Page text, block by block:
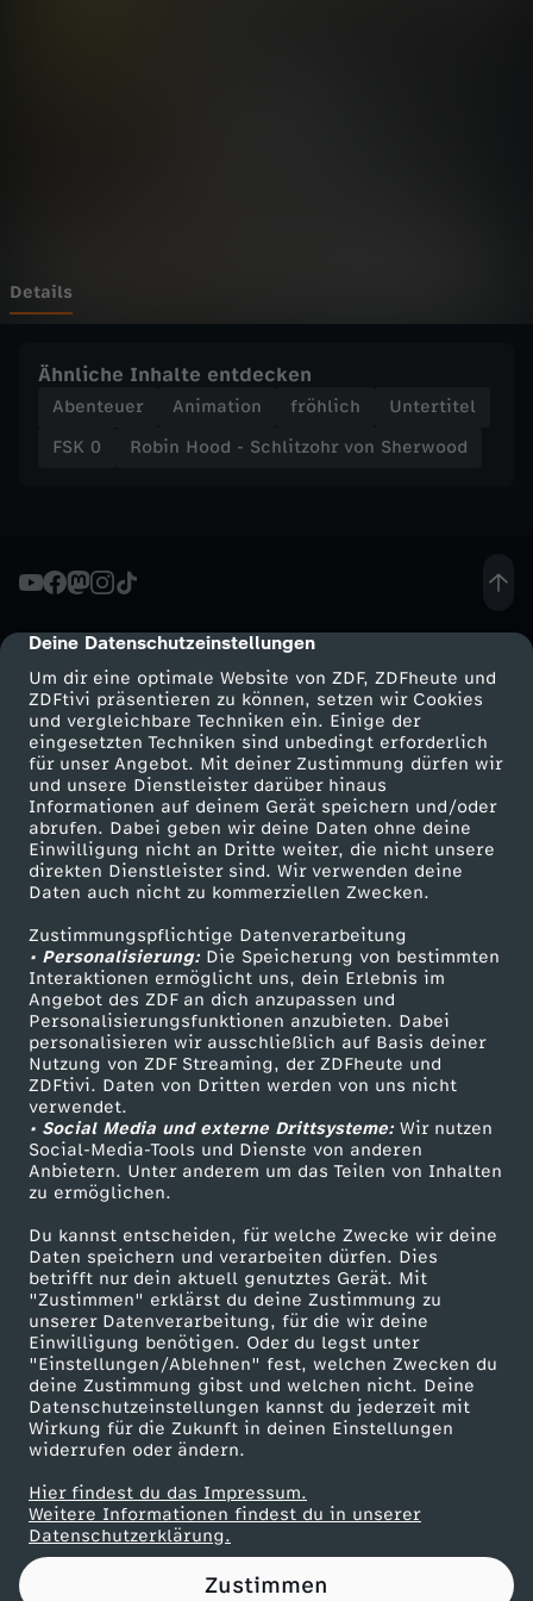
cmp-dialog-description
Deine Datenschutzeinstellungen
Um dir eine optimale Website von ZDF, ZDFheute und
ZDFtivi präsentieren zu können, setzen wir Cookies
und vergleichbare Techniken ein. Einige der
eingesetzten Techniken sind unbedingt erforderlich
für unser Angebot. Mit deiner Zustimmung dürfen wir
und unsere Dienstleister darüber hinaus
Informationen auf deinem Gerät speichern und/oder
abrufen. Dabei geben wir deine Daten ohne deine
Einwilligung nicht an Dritte weiter, die nicht unsere
direkten Dienstleister sind. Wir verwenden deine
Daten auch nicht zu kommerziellen Zwecken.
Zustimmungspflichtige Datenverarbeitung
• Personalisierung:Die Speicherung von bestimmten
Interaktionen ermöglicht uns, dein Erlebnis im
Angebot des ZDF an dich anzupassen und
Personalisierungsfunktionen anzubieten. Dabei
personalisieren wir ausschließlich auf Basis deiner
Nutzung von ZDF Streaming, der ZDFheute und
ZDFtivi. Daten von Dritten werden von uns nicht
verwendet.
• Social Media und externe Drittsysteme:Wir nutzen
Social-Media-Tools und Dienste von anderen
Anbietern. Unter anderem um das Teilen von Inhalten
zu ermöglichen.
Du kannst entscheiden, für welche Zwecke wir deine
Daten speichern und verarbeiten dürfen. Dies
betrifft nur dein aktuell genutztes Gerät. Mit
"Zustimmen" erklärst du deine Zustimmung zu
unserer Datenverarbeitung, für die wir deine
Einwilligung benötigen. Oder du legst unter
"Einstellungen/Ablehnen" fest, welchen Zwecken du
deine Zustimmung gibst und welchen nicht. Deine
Datenschutzeinstellungen kannst du jederzeit mit
Wirkung für die Zukunft in deinen Einstellungen
widerrufen oder ändern.
Hier findest du das Impressum.
Weitere Informationen findest du in unserer
Datenschutzerklärung.
Zustimmen
h
i
o
h
r
v
o
n
S
h
e
r
w
o
o
d
-
K
a
t
Details
Ähnliche Inhalte entdecken
Abenteuer Animation fröhlich
Untertitel
FSK 0
Robin Hood - Schlitzohr von Sherwood
Mehr ZDF
ZDF-Apps
Smart TV
ZDFtext
Livestreams
Sendungen A-Z
TV-Programm
Service
ZDFmitreden
Kontakt zum ZDF
Tickets
Zuschauerservice
Hilfe
ZDF Unternehmen
Karriere
ZDF goes Schule
Werbefernsehen
Mainzelmännchen
Partner